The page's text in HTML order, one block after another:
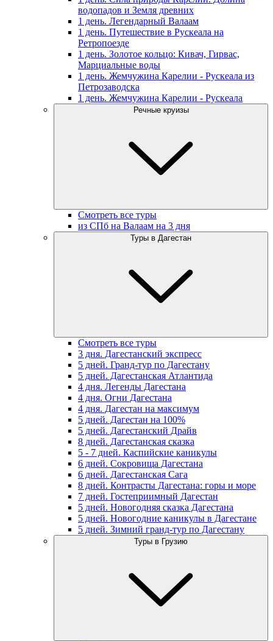
водопадов и Земля древних
1 день. Легендарный Валаам
1 день. Путешествие в Рускеала на
Ретропоезде
1 день. Золотое кольцо: Кивач, Гирвас,
Марциальные воды
1 день. Жемчужина Карелии - Рускеала из
Петрозаводска
1 день. Жемчужина Карелии - Рускеала
Речные круизы
Смотреть все туры
из СПб на Валаам на 3 дня
Туры в Дагестан
Смотреть все туры
3 дня. Дагестанский экспресс
5 дней. Гранд-тур по Дагестану
5 дней. Дагестанская Атлантида
4 дня. Легенды Дагестана
4 дня. Огни Дагестана
4 дня. Дагестан на максимум
5 дней. Дагестан на 100%
5 дней. Дагестанский Драйв
8 дней. Дагестанская сказка
5 - 7 дней. Каспийские каникулы
6 дней. Сокровища Дагестана
6 дней. Дагестанская Сага
8 дней. Контрасты Дагестана: горы и море
7 дней. Гостеприимный Дагестан
5 дней. Новогодняя сказка Дагестана
5 дней. Новогодние каникулы в Дагестане
5 дней. Зимний гранд-тур по Дагестану
Туры в Грузию